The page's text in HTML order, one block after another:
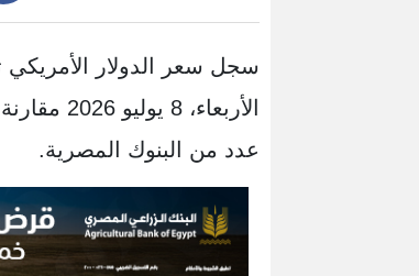
سجل سعر الدولار الأمريكي
عدد من البنوك المصرية.